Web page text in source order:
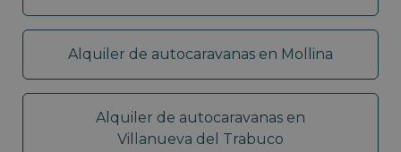
Alquiler de autocaravanas en Mollina
Alquiler de autocaravanas en
Villanueva del Trabuco